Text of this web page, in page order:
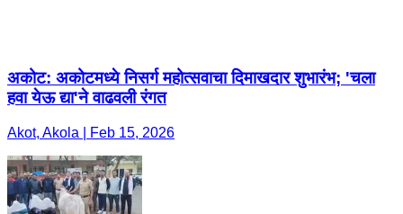
अकोट: अकोटमध्ये निसर्ग महोत्सवाचा दिमाखदार शुभारंभ; 'चला
हवा येऊ द्या'ने वाढवली रंगत
Akot, Akola | Feb 15, 2026